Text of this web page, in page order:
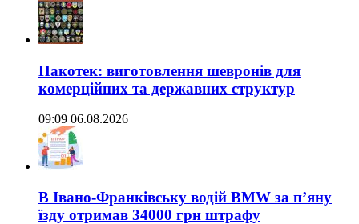
Пакотек: виготовлення шевронів для
комерційних та державних структур
09:09 06.08.2026
В Івано-Франківську водій BMW за п’яну
їзду отримав 34000 грн штрафу